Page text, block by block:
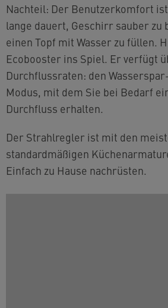
Nachteil: Der Benutzerkomfort
lange dauert, Geschirr sauber zu
einen Topf mit Wasser zu füllen.
Ecobooster ins Spiel. Er verfügt
Durchflussraten: den
Modus, mit dem Sie bei Bedarf
Durchfluss erhalten.
Der Strahlregler ist mit den
standardmäßigen
Einfach zu Hause nachrüsten.